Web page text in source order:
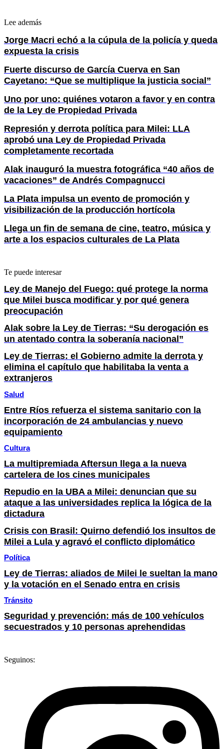
Lee además
Jorge Macri echó a la cúpula de la policía y queda
expuesta la crisis
Fuerte discurso de García Cuerva en San
Cayetano: “Que se multiplique la justicia social”
Uno por uno: quiénes votaron a favor y en contra
de la Ley de Propiedad Privada
Represión y derrota política para Milei: LLA
aprobó una Ley de Propiedad Privada
completamente recortada
Alak inauguró la muestra fotográfica “40 años de
vacaciones” de Andrés Compagnucci
La Plata impulsa un evento de promoción y
visibilización de la producción hortícola
Llega un fin de semana de cine, teatro, música y
arte a los espacios culturales de La Plata
Te puede interesar
Ley de Manejo del Fuego: qué protege la norma
que Milei busca modificar y por qué genera
preocupación
Alak sobre la Ley de Tierras: “Su derogación es
un atentado contra la soberanía nacional”
Ley de Tierras: el Gobierno admite la derrota y
elimina el capítulo que habilitaba la venta a
extranjeros
Salud
Entre Ríos refuerza el sistema sanitario con la
incorporación de 24 ambulancias y nuevo
equipamiento
Cultura
La multipremiada Aftersun llega a la nueva
cartelera de los cines municipales
Repudio en la UBA a Milei: denuncian que su
ataque a las universidades replica la lógica de la
dictadura
Crisis con Brasil: Quirno defendió los insultos de
Milei a Lula y agravó el conflicto diplomático
Política
Ley de Tierras: aliados de Milei le sueltan la mano
y la votación en el Senado entra en crisis
Tránsito
Seguridad y prevención: más de 100 vehículos
secuestrados y 10 personas aprehendidas
Seguinos: